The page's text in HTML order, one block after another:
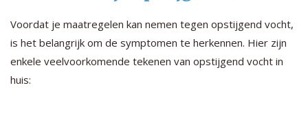
Voordat je maatregelen kan nemen tegen opstijgend vocht,
is het belangrijk om de symptomen te herkennen. Hier zijn
enkele veelvoorkomende tekenen van opstijgend vocht in
huis: